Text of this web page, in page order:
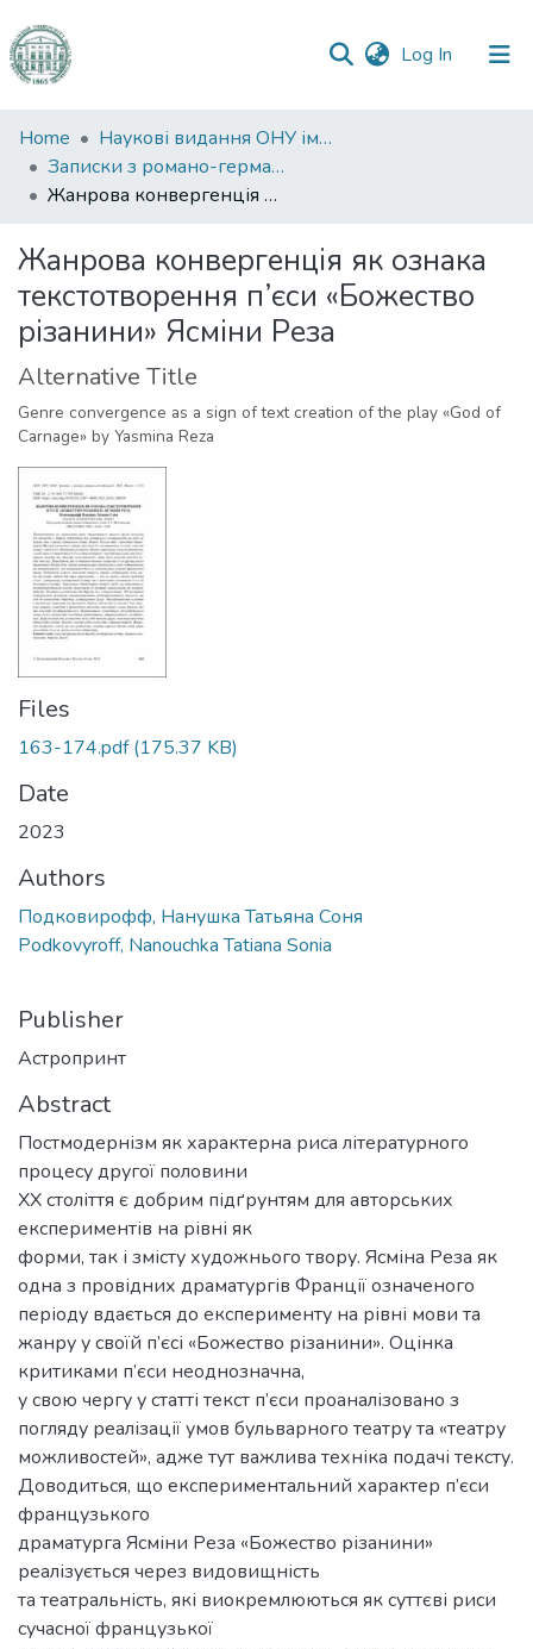
Log In (current)
Communities
&
Collections
Statistics
Home
Наукові видання ОНУ імені І. І. Мечникова
Записки з романо-германської філології
Жанрова конвергенція як ознака текстотворення п’єси «Божество різанини» Ясміни Реза
Жанрова конвергенція як ознака
текстотворення п’єси «Божество
різанини» Ясміни Реза
Alternative Title
Genre convergence as a sign of text creation of the play «God of
Carnage» by Yasmina Reza
Files
163-174.pdf(175.37 KB)
Date
2023
Authors
Подковирофф, Нанушка Татьяна Соня
Podkovyroff, Nanouchka Tatiana Sonia
Publisher
Астропринт
Abstract
Постмодернізм як характерна риса літературного
процесу другої половини
ХХ століття є добрим підґрунтям для авторських
експериментів на рівні як
форми, так і змісту художнього твору. Ясміна Реза як
одна з провідних драматургів Франції означеного
періоду вдається до експерименту на рівні мови та
жанру у своїй п’єсі «Божество різанини». Оцінка
критиками п’єси неоднозначна,
у свою чергу у статті текст п’єси проаналізовано з
погляду реалізації умов бульварного театру та «театру
можливостей», адже тут важлива техніка подачі тексту.
Доводиться, що експериментальний характер п’єси
французького
драматурга Ясміни Реза «Божество різанини»
реалізується через видовищність
та театральність, які виокремлюються як суттєві риси
сучасної французької